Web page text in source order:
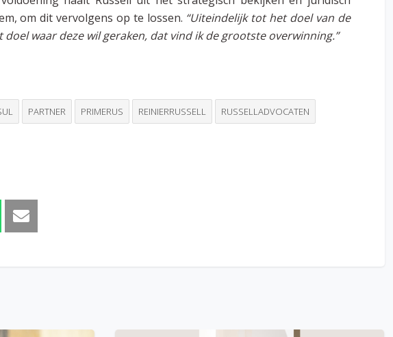
om dit vervolgens op te lossen. “Uiteindelijk tot het doel van de
waar deze wil geraken, dat vind ik de grootste overwinning.”
PARTNER PRIMERUS REINIERRUSSELL RUSSELLADVOCATEN